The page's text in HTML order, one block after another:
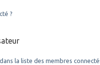
?
la liste des membres